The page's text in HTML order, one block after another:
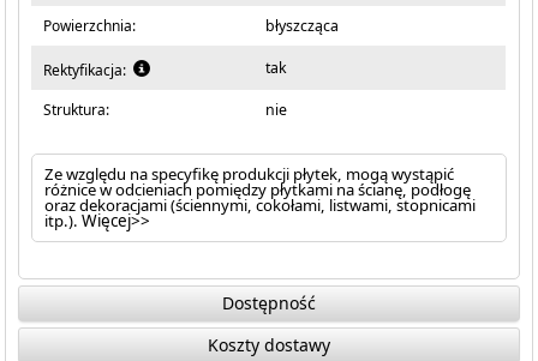
Powierzchnia: błyszcząca
Rektyfikacja: tak
Struktura: nie
Ze względu na specyfikę produkcji płytek, mogą wystąpić
różnice w odcieniach pomiędzy płytkami na ścianę, podłogę
oraz dekoracjami (ściennymi, cokołami, listwami, stopnicami
itp.).Więcej>>
Dostępność
Koszty dostawy